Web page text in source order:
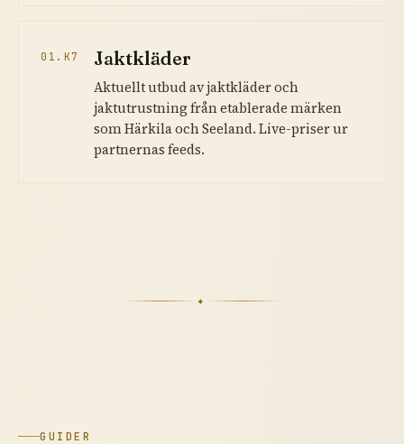
01.K7 Jaktkläder
Aktuellt utbud av jaktkläder och
jaktutrustning från etablerade märken
som Härkila och Seeland. Live-priser ur
partnernas feeds.
✦
GUIDER